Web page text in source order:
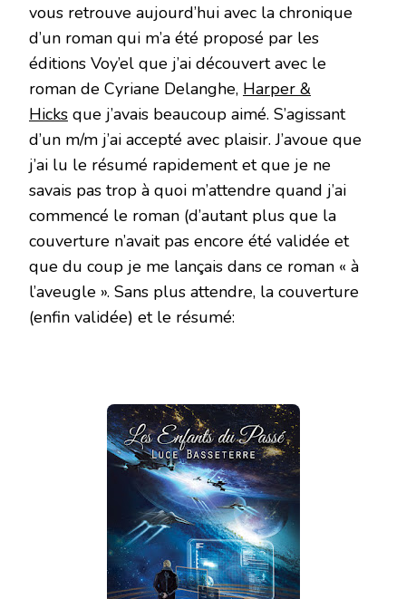
vous retrouve aujourd’hui avec la chronique
d’un roman qui m’a été proposé par les
éditions Voy’el que j’ai découvert avec le
roman de Cyriane Delanghe, Harper &
Hicks que j’avais beaucoup aimé. S’agissant
d’un m/m j’ai accepté avec plaisir. J’avoue que
j’ai lu le résumé rapidement et que je ne
savais pas trop à quoi m’attendre quand j’ai
commencé le roman (d’autant plus que la
couverture n’avait pas encore été validée et
que du coup je me lançais dans ce roman « à
l’aveugle ». Sans plus attendre, la couverture
(enfin validée) et le résumé: